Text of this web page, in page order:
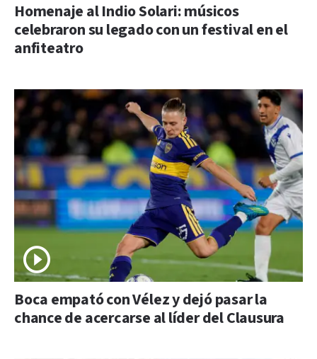
Homenaje al Indio Solari: músicos
celebraron su legado con un festival en el
anfiteatro
Boca empató con Vélez y dejó pasar la
chance de acercarse al líder del Clausura